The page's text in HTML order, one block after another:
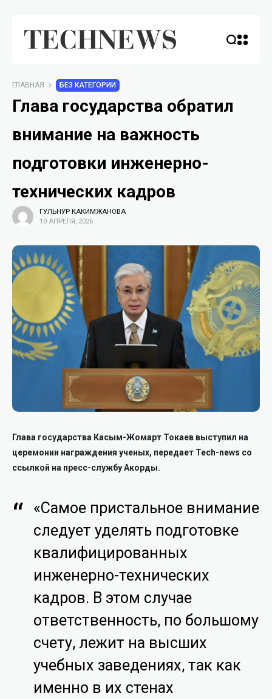
ГЛАВНАЯ БЕЗ КАТЕГОРИИ
Глава государства обратил
внимание на важность
подготовки инженерно-
технических кадров
ГУЛЬНУР КАКИМЖАНОВА
10 АПРЕЛЯ, 2026
Глава государства Касым-Жомарт Токаев выступил на
церемонии награждения ученых, передает Tech-news со
ссылкой на пресс-службу Акорды.
«Самое пристальное внимание
следует уделять подготовке
квалифицированных
инженерно-технических
кадров. В этом случае
ответственность, по большому
счету, лежит на высших
учебных заведениях, так как
именно в их стенах